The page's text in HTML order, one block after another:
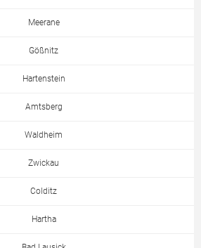
Meerane
Gößnitz
Hartenstein
Amtsberg
Waldheim
Zwickau
Colditz
Hartha